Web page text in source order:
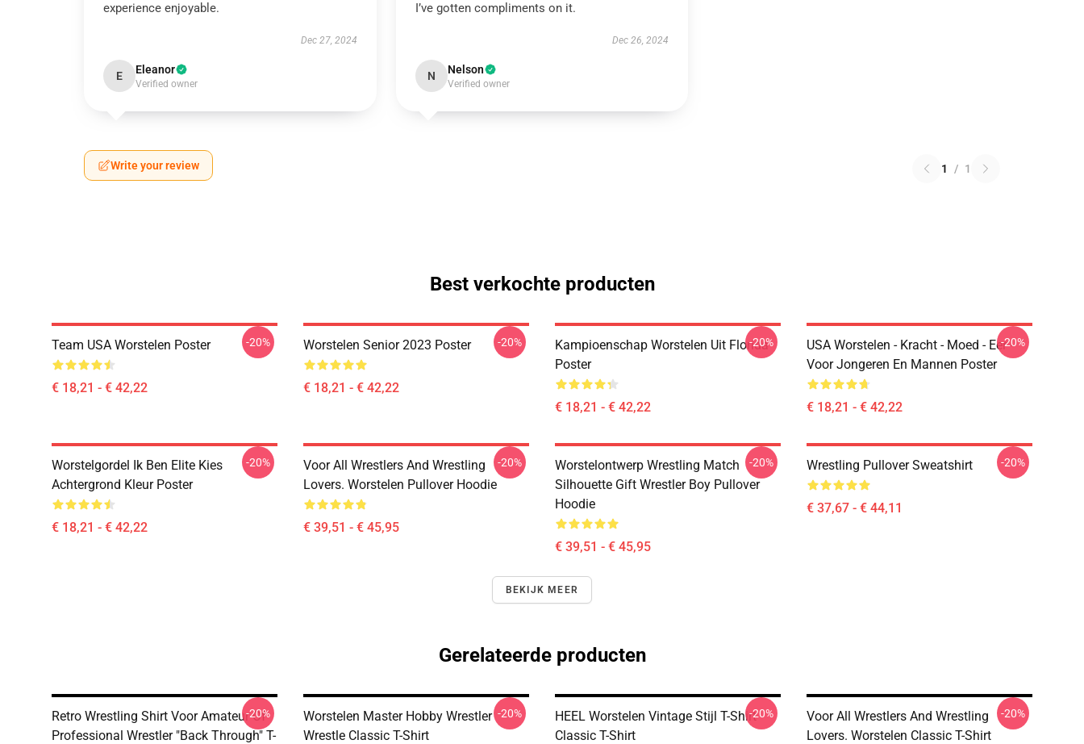
experience enjoyable.
Dec 27, 2024
E Eleanor
Verified owner
I’ve gotten compliments on it.
Dec 26, 2024
N Nelson
Verified owner
Write your review 1 / 1
Best verkochte producten
Team USA Worstelen Poster
€ 18,21 - € 42,22
-20% Worstelen Senior 2023 Poster
€ 18,21 - € 42,22
-20%
Kampioenschap Worstelen Uit Florida
Poster
€ 18,21 - € 42,22
-20%
USA Worstelen - Kracht - Moed - Eer -
Voor Jongeren En Mannen Poster
€ 18,21 - € 42,22
-20%
Worstelgordel Ik Ben Elite Kies
Achtergrond Kleur Poster
€ 18,21 - € 42,22
-20%
Voor All Wrestlers And Wrestling
Lovers. Worstelen Pullover Hoodie
€ 39,51 - € 45,95
-20%
Worstelontwerp Wrestling Match
Silhouette Gift Wrestler Boy Pullover
Hoodie
€ 39,51 - € 45,95
-20% Wrestling Pullover Sweatshirt
€ 37,67 - € 44,11
-20%
BEKIJK MEER
Gerelateerde producten
Retro Wrestling Shirt Voor Amateur Of
Professional Wrestler "Back Through" T-
-20%
Worstelen Master Hobby Wrestler
Wrestle Classic T-Shirt
-20%
HEEL Worstelen Vintage Stijl T-Shirt
Classic T-Shirt
-20%
Voor All Wrestlers And Wrestling
Lovers. Worstelen Classic T-Shirt
-20%